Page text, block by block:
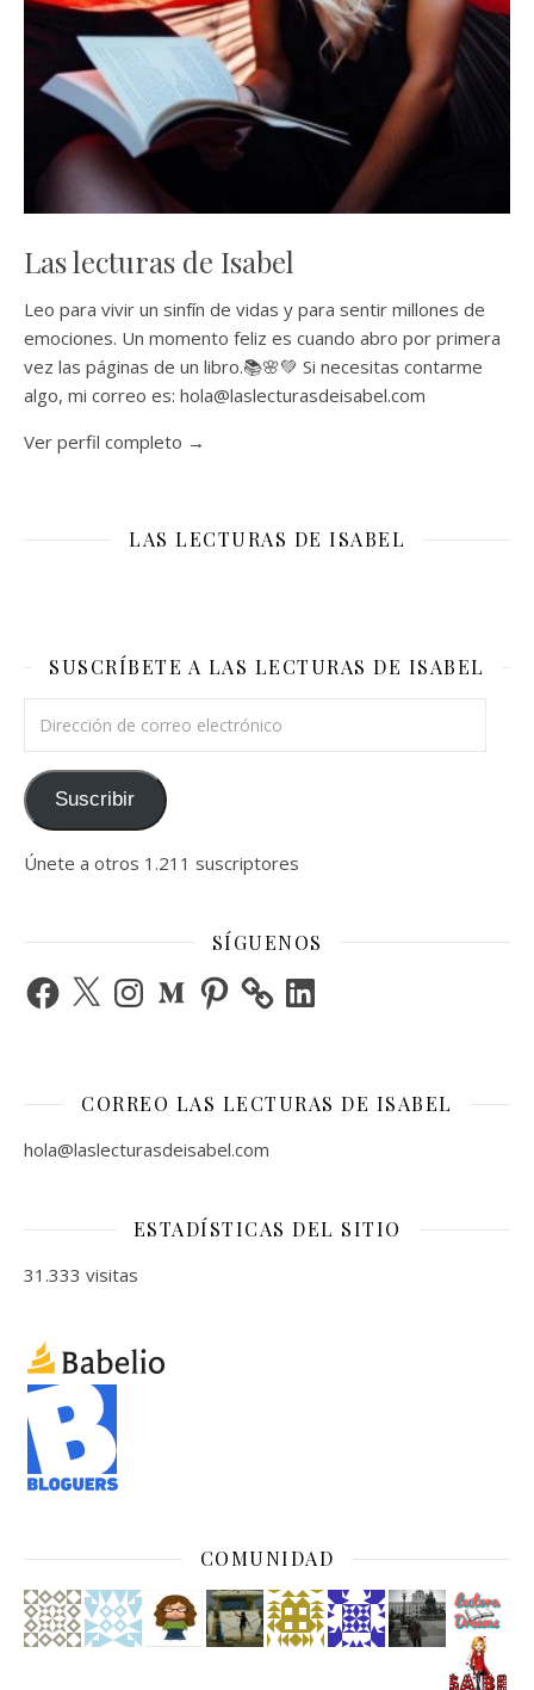
Las lecturas de Isabel
Leo para vivir un sinfín de vidas y para sentir millones de
emociones. Un momento feliz es cuando abro por primera
vez las páginas de un libro.📚🌸💚 Si necesitas contarme
algo, mi correo es: hola@laslecturasdeisabel.com
Ver perfil completo →
LAS LECTURAS DE ISABEL
SUSCRÍBETE A LAS LECTURAS DE ISABEL
Suscribir
Únete a otros 1.211 suscriptores
SÍGUENOS
Facebook
X InstagramMediumPinterest LinkedIn
CORREO LAS LECTURAS DE ISABEL
hola@laslecturasdeisabel.com
ESTADÍSTICAS DEL SITIO
31.333 visitas
COMUNIDAD